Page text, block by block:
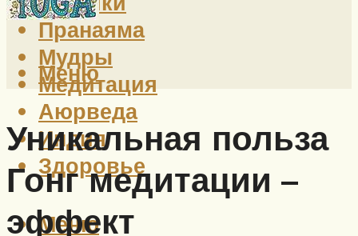
Пранаяма
Мудры
Медитация
Аюрведа
Индия
Здоровье
Меню
Меню
Уникальная польза
Гонг медитации –
эффект